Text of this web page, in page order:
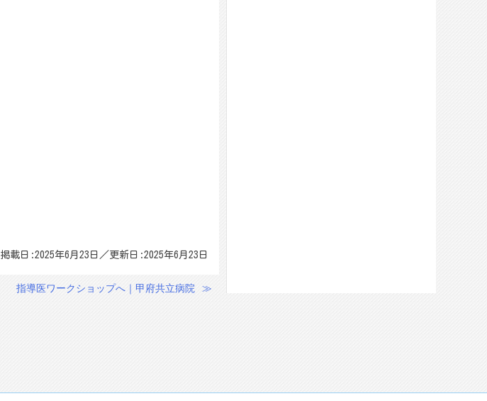
掲載日:2025年6月23日／更新日:2025年6月23日
指導医ワークショップへ｜甲府共立病院 ≫